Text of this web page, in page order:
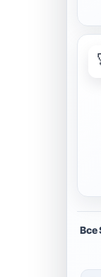
Все